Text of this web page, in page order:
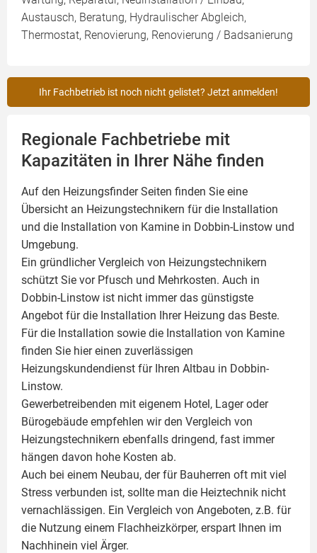
Austausch, Beratung, Hydraulischer Abgleich,
Thermostat, Renovierung, Renovierung / Badsanierung
Ihr Fachbetrieb ist noch nicht gelistet? Jetzt anmelden!
Regionale Fachbetriebe mit
Kapazitäten in Ihrer Nähe finden
Auf den Heizungsfinder Seiten finden Sie eine
Übersicht an Heizungstechnikern für die Installation
und die Installation von Kamine in Dobbin-Linstow und
Umgebung.
Ein gründlicher Vergleich von Heizungstechnikern
schützt Sie vor Pfusch und Mehrkosten. Auch in
Dobbin-Linstow ist nicht immer das günstigste
Angebot für die Installation Ihrer Heizung das Beste.
Für die Installation sowie die Installation von Kamine
finden Sie hier einen zuverlässigen
Heizungskundendienst für Ihren Altbau in Dobbin-
Linstow.
Gewerbetreibenden mit eigenem Hotel, Lager oder
Bürogebäude empfehlen wir den Vergleich von
Heizungstechnikern ebenfalls dringend, fast immer
hängen davon hohe Kosten ab.
Auch bei einem Neubau, der für Bauherren oft mit viel
Stress verbunden ist, sollte man die Heiztechnik nicht
vernachlässigen. Ein Vergleich von Angeboten, z.B. für
die Nutzung einem Flachheizkörper, erspart Ihnen im
Nachhinein viel Ärger.